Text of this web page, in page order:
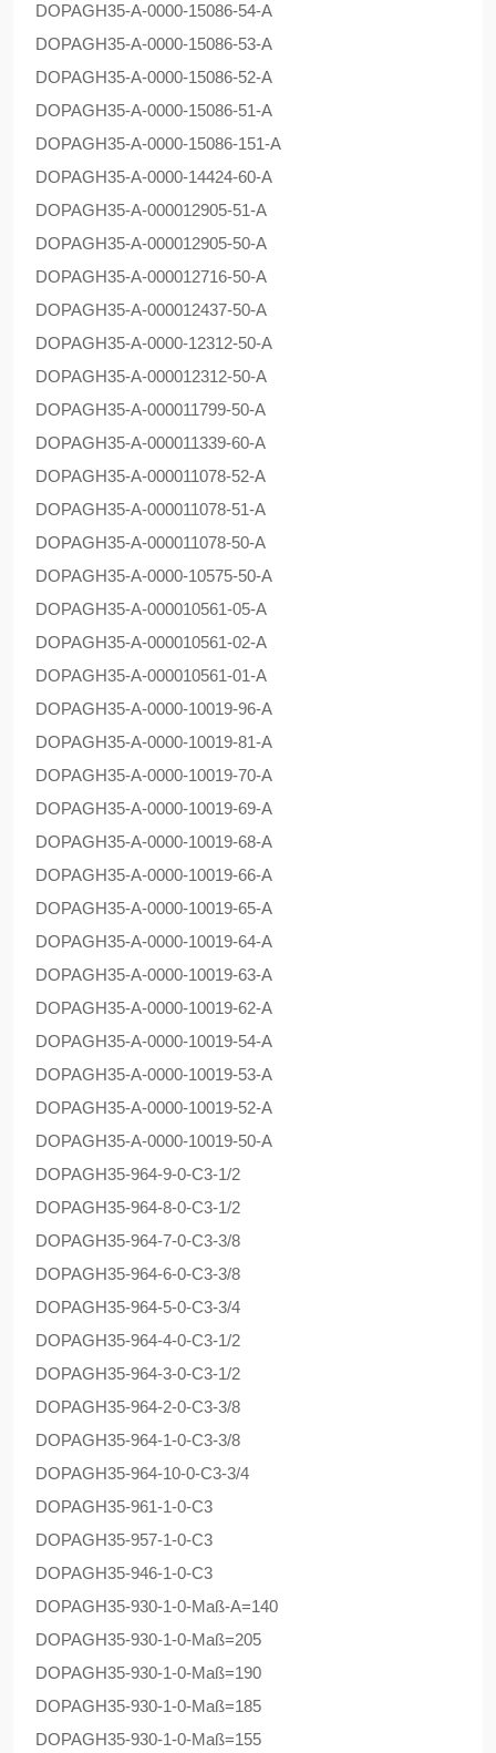
DOPAGH35-A-0000-15086-54-A
DOPAGH35-A-0000-15086-53-A
DOPAGH35-A-0000-15086-52-A
DOPAGH35-A-0000-15086-51-A
DOPAGH35-A-0000-15086-151-A
DOPAGH35-A-0000-14424-60-A
DOPAGH35-A-000012905-51-A
DOPAGH35-A-000012905-50-A
DOPAGH35-A-000012716-50-A
DOPAGH35-A-000012437-50-A
DOPAGH35-A-0000-12312-50-A
DOPAGH35-A-000012312-50-A
DOPAGH35-A-000011799-50-A
DOPAGH35-A-000011339-60-A
DOPAGH35-A-000011078-52-A
DOPAGH35-A-000011078-51-A
DOPAGH35-A-000011078-50-A
DOPAGH35-A-0000-10575-50-A
DOPAGH35-A-000010561-05-A
DOPAGH35-A-000010561-02-A
DOPAGH35-A-000010561-01-A
DOPAGH35-A-0000-10019-96-A
DOPAGH35-A-0000-10019-81-A
DOPAGH35-A-0000-10019-70-A
DOPAGH35-A-0000-10019-69-A
DOPAGH35-A-0000-10019-68-A
DOPAGH35-A-0000-10019-66-A
DOPAGH35-A-0000-10019-65-A
DOPAGH35-A-0000-10019-64-A
DOPAGH35-A-0000-10019-63-A
DOPAGH35-A-0000-10019-62-A
DOPAGH35-A-0000-10019-54-A
DOPAGH35-A-0000-10019-53-A
DOPAGH35-A-0000-10019-52-A
DOPAGH35-A-0000-10019-50-A
DOPAGH35-964-9-0-C3-1/2
DOPAGH35-964-8-0-C3-1/2
DOPAGH35-964-7-0-C3-3/8
DOPAGH35-964-6-0-C3-3/8
DOPAGH35-964-5-0-C3-3/4
DOPAGH35-964-4-0-C3-1/2
DOPAGH35-964-3-0-C3-1/2
DOPAGH35-964-2-0-C3-3/8
DOPAGH35-964-1-0-C3-3/8
DOPAGH35-964-10-0-C3-3/4
DOPAGH35-961-1-0-C3
DOPAGH35-957-1-0-C3
DOPAGH35-946-1-0-C3
DOPAGH35-930-1-0-Maß-A=140
DOPAGH35-930-1-0-Maß=205
DOPAGH35-930-1-0-Maß=190
DOPAGH35-930-1-0-Maß=185
DOPAGH35-930-1-0-Maß=155